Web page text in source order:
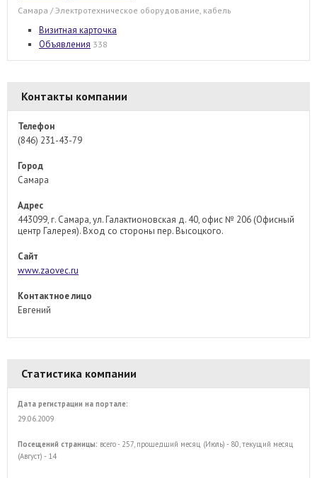
Самара / Электротехническое оборудование, кабель
Визитная карточка
Объявления 338
Контакты компании
Телефон
(846) 231-43-79
Город
Самара
Адрес
443099, г. Самара, ул. Галактионовская д. 40, офис № 206 (Офисный
центр Галерея). Вход со стороны пер. Высоцкого.
Сайт
www.zaovec.ru
Контактное лицо
Евгений
Статистика компании
Дата регистрации на портале:
29.06.2009
Посещений страницы: всего - 257, прошедший месяц (Июль) - 80, текущий месяц
(Август) - 14